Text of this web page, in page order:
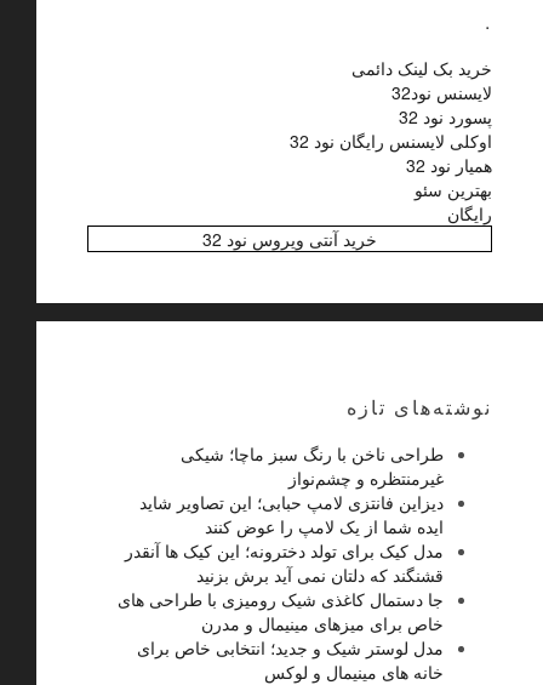
خرید بک لینک دائمی
لایسنس نود32
پسورد نود 32
اوکلی لایسنس رایگان نود 32
همیار نود 32
بهترین سئو
رایگان
خرید آنتی ویروس نود 32
نوشته‌های تازه
طراحی ناخن با رنگ سبز ماچا؛ شیکی
غیرمنتظره و چشم‌نواز
دیزاین فانتزی لامپ حبابی؛ این تصاویر شاید
ایده شما از یک لامپ را عوض کنند
مدل کیک برای تولد دخترونه؛ این کیک ها آنقدر
قشنگند که دلتان نمی آید برش بزنید
جا دستمال کاغذی شیک رومیزی با طراحی های
خاص برای میزهای مینیمال و مدرن
مدل لوستر شیک و جدید؛ انتخابی خاص برای
خانه های مینیمال و لوکس